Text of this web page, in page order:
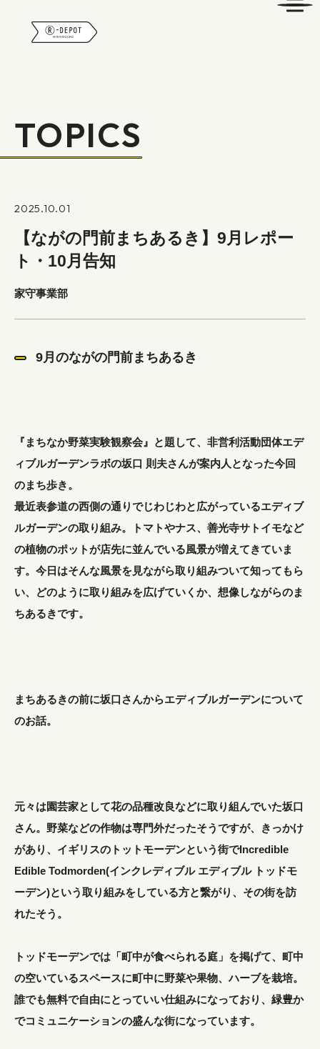
TOPICS
2025.10.01
【ながの門前まちあるき】9月レポー
ト・10月告知
家守事業部
9月のながの門前まちあるき
『まちなか野菜実験観察会』と題して、非営利活動団体エデ
ィブルガーデンラボの坂口 則夫さんが案内人となった今回
のまち歩き。
最近表参道の西側の通りでじわじわと広がっているエディブ
ルガーデンの取り組み。トマトやナス、善光寺サトイモなど
の植物のポットが店先に並んでいる風景が増えてきていま
す。今日はそんな風景を見ながら取り組みついて知ってもら
い、どのように取り組みを広げていくか、想像しながらのま
ちあるきです。
まちあるきの前に坂口さんからエディブルガーデンについて
のお話。
元々は園芸家として花の品種改良などに取り組んでいた坂口
さん。野菜などの作物は専門外だったそうですが、きっかけ
があり、イギリスのトットモーデンという街でIncredible
Edible Todmorden(インクレディブル エディブル トッドモ
ーデン)という取り組みをしている方と繋がり、その街を訪
れたそう。
トッドモーデンでは「町中が食べられる庭」を掲げて、町中
の空いているスペースに町中に野菜や果物、ハーブを栽培。
誰でも無料で自由にとっていい仕組みになっており、緑豊か
でコミュニケーションの盛んな街になっています。